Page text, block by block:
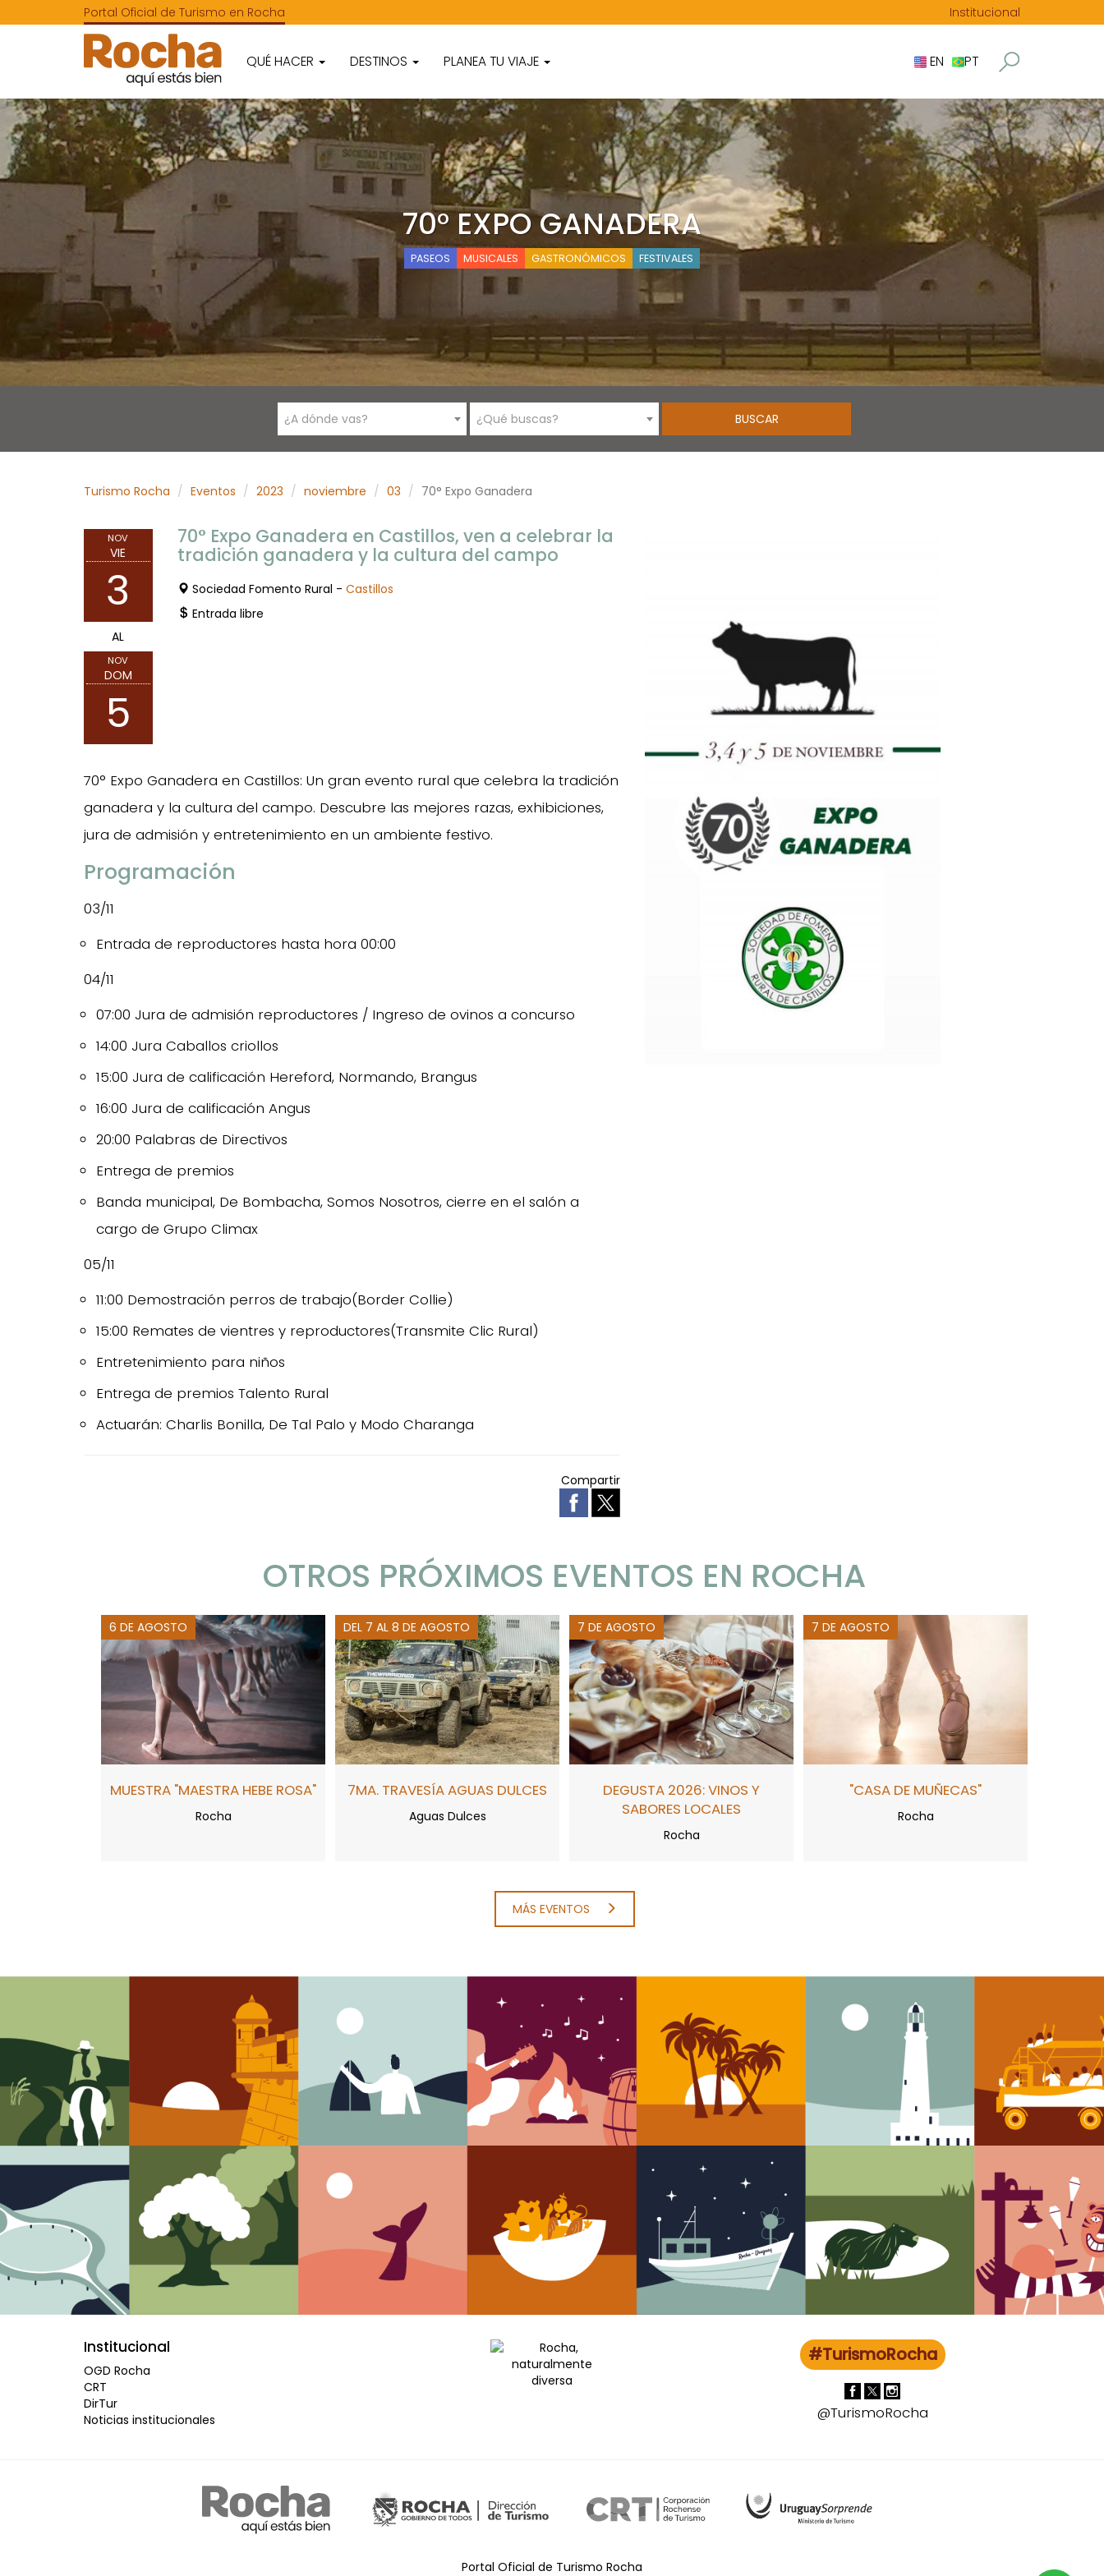
Portal Oficial de Turismo en Rocha Institucional
QUÉ HACER DESTINOS PLANEA TU VIAJE EN PT
70° EXPO GANADERA
PASEOS MUSICALES GASTRONÓMICOS FESTIVALES
¿A dónde vas? ¿Qué buscas?
Turismo Rocha Eventos 2023 noviembre 03 70° Expo Ganadera
NOV
VIE
3
AL
NOV
DOM
5
70° Expo Ganadera en Castillos, ven a celebrar la
tradición ganadera y la cultura del campo
Sociedad Fomento Rural - Castillos
Entrada libre
70° Expo Ganadera en Castillos: Un gran evento rural que celebra la tradición
ganadera y la cultura del campo. Descubre las mejores razas, exhibiciones,
jura de admisión y entretenimiento en un ambiente festivo.
Programación
03/11
Entrada de reproductores hasta hora 00:00
04/11
07:00 Jura de admisión reproductores / Ingreso de ovinos a concurso
14:00 Jura Caballos criollos
15:00 Jura de calificación Hereford, Normando, Brangus
16:00 Jura de calificación Angus
20:00 Palabras de Directivos
Entrega de premios
Banda municipal, De Bombacha, Somos Nosotros, cierre en el salón a
cargo de Grupo Climax
05/11
11:00 Demostración perros de trabajo(Border Collie)
15:00 Remates de vientres y reproductores(Transmite Clic Rural)
Entretenimiento para niños
Entrega de premios Talento Rural
Actuarán: Charlis Bonilla, De Tal Palo y Modo Charanga
Compartir
OTROS PRÓXIMOS EVENTOS EN ROCHA
6 DE AGOSTO
MUESTRA "MAESTRA HEBE ROSA"
Rocha
DEL 7 AL 8 DE AGOSTO
7MA. TRAVESÍA AGUAS DULCES
Aguas Dulces
7 DE AGOSTO
DEGUSTA 2026: VINOS Y
SABORES LOCALES
Rocha
7 DE AGOSTO
"CASA DE MUÑECAS"
Rocha
MÁS EVENTOS
Institucional
OGD Rocha
CRT
DirTur
Noticias institucionales
#TurismoRocha
@TurismoRocha
Portal Oficial de Turismo Rocha